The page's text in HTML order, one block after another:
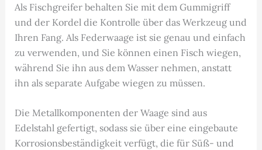
Als Fischgreifer behalten Sie mit dem Gummigriff
und der Kordel die Kontrolle über das Werkzeug und
Ihren Fang. Als Federwaage ist sie genau und einfach
zu verwenden, und Sie können einen Fisch wiegen,
während Sie ihn aus dem Wasser nehmen, anstatt
ihn als separate Aufgabe wiegen zu müssen.
Die Metallkomponenten der Waage sind aus
Edelstahl gefertigt, sodass sie über eine eingebaute
Korrosionsbeständigkeit verfügt, die für Süß- und